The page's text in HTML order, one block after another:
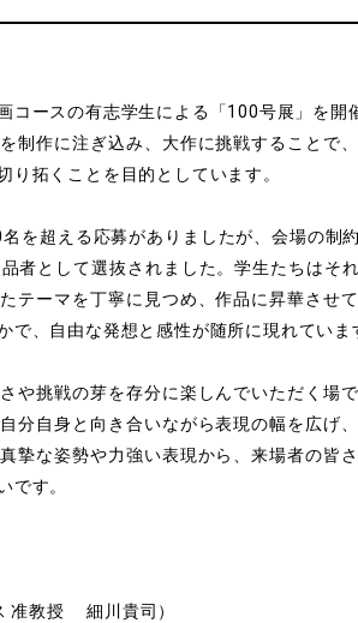
コースの有志学生による「100号展」を開
制作に注ぎ込み、大作に挑戦することで
り拓くことを目的としています。
を超える応募がありましたが、会場の制
者として選抜されました。学生たちはそ
テーマを丁寧に見つめ、作品に昇華させ
で、自由な発想と感性が随所に現れていま
や挑戦の芽を存分に楽しんでいただく場で
分自身と向き合いながら表現の幅を広げ
摯な姿勢や力強い表現から、来場者の皆
です。
准教授 細川貴司）